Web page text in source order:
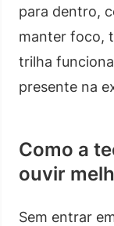
para dentro,
manter foco,
trilha
presente na
Como a
ouvir
Sem entrar